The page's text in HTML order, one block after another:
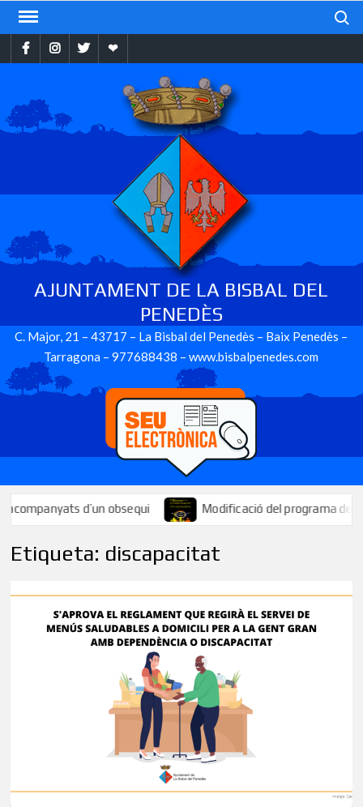
Skip
contentFacebookInstragram
TwitterEbando
AJUNTAMENT DE LA BISBAL DEL
PENEDÈS
C. Major, 21 – 43717 – La Bisbal del Penedès – Baix Penedès –
Tarragona – 977688438 – www.bisbalpenedes.com
d’un obsequi Modificació del programa de la
Etiqueta: discapacitat